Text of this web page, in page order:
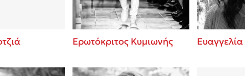
Ερωτόκριτος Κυμιωνής